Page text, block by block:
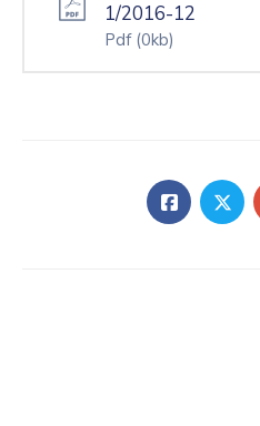
1/2016-12
Pdf (0kb)